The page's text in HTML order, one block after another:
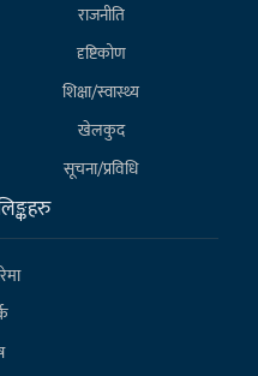
राजनीति
दृष्टिकोण
शिक्षा/स्वास्थ्य
खेलकुद
सूचना/प्रविधि